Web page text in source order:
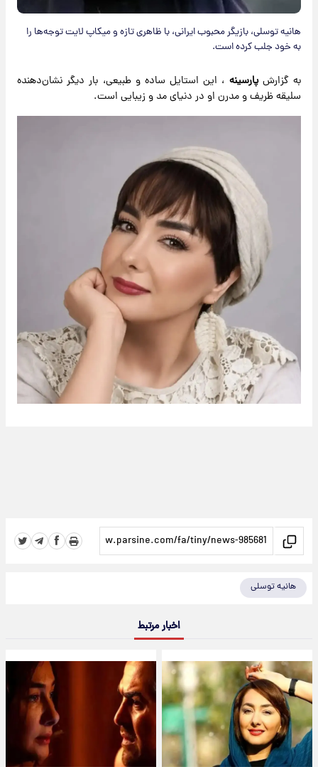
هانیه توسلی، بازیگر محبوب ایرانی، با ظاهری تازه و میکاپ لایت توجه‌ها را
به خود جلب کرده است.
به گزارشپارسینه، این استایل ساده و طبیعی، بار دیگر نشان‌دهنده
سلیقه ظریف و مدرن او در دنیای مد و زیبایی است.
هانیه توسلی
اخبار مرتبط